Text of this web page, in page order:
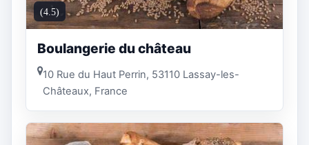
(4.5)
Boulangerie du château
10 Rue du Haut Perrin, 53110 Lassay-les-
Châteaux, France